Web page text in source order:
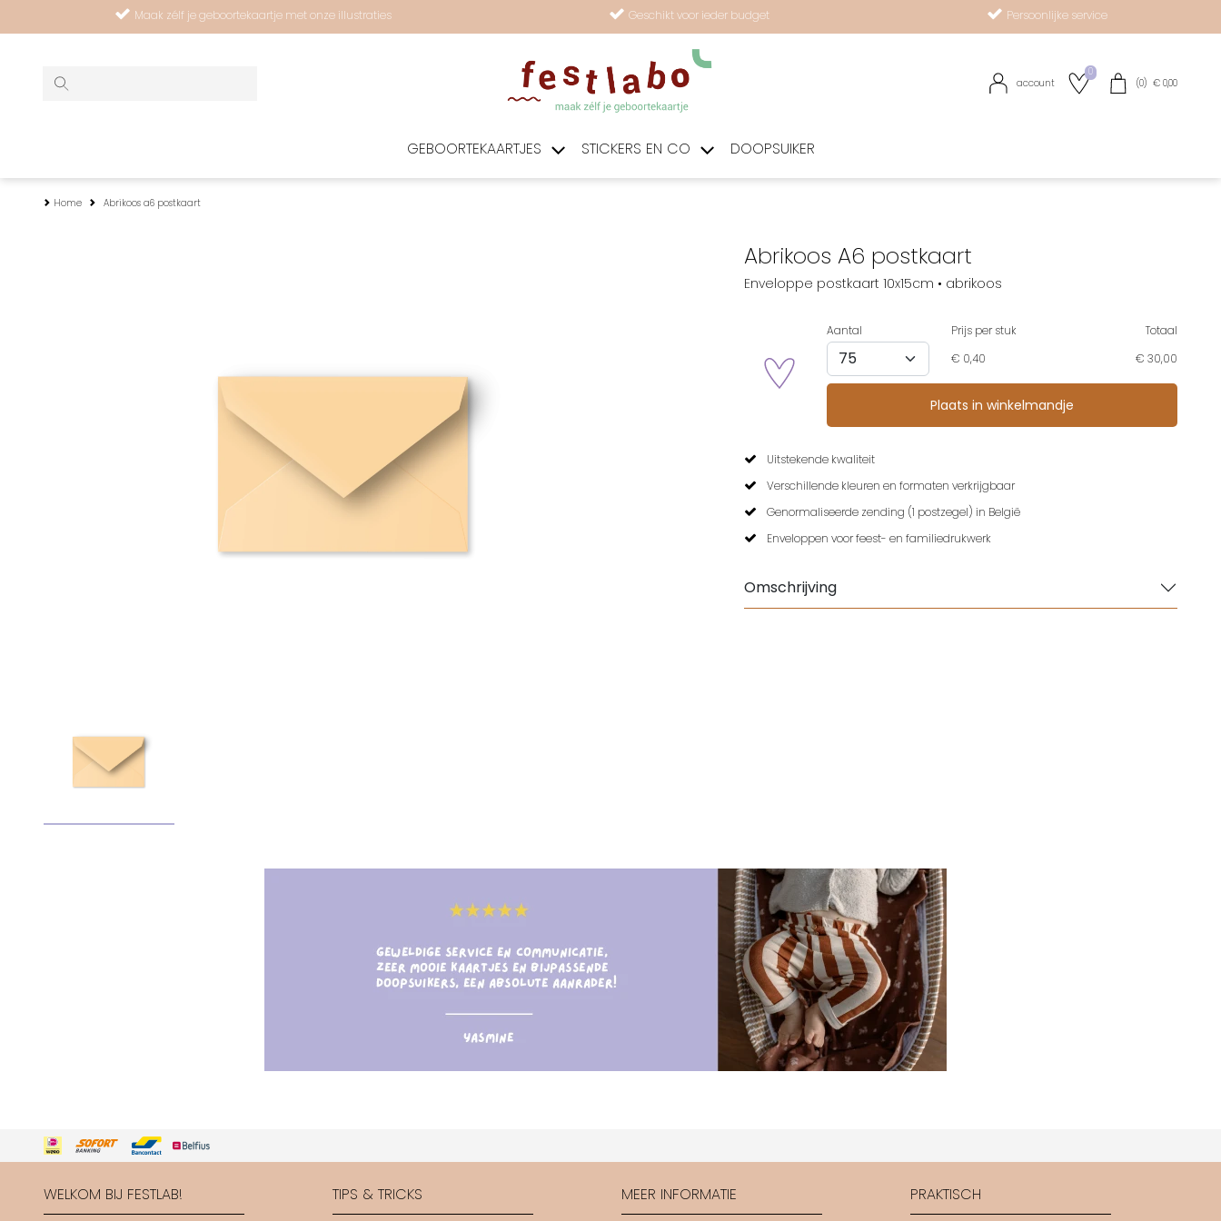
Maak zélf je geboortekaartje met onze illustraties Geschikt voor ieder budget Persoonlijke service
account
0
(0) € 0,00
GEBOORTEKAARTJES STICKERS EN CO DOOPSUIKER
Home Abrikoos a6 postkaart
Abrikoos A6 postkaart
Enveloppe postkaart 10x15cm • abrikoos
zet op verlanglijstje
Aantal Prijs per stuk
Totaal
€ 0,40 € 30,00
Plaats in winkelmandje
Uitstekende kwaliteit
Verschillende kleuren en formaten verkrijgbaar
Genormaliseerde zending (1 postzegel) in België
Enveloppen voor feest- en familiedrukwerk
Omschrijving
WELKOM BIJ FESTLAB! TIPS & TRICKS MEER INFORMATIE PRAKTISCH